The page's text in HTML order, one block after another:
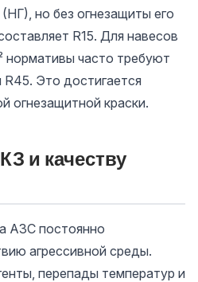
но без огнезащиты его
R15. Для навесов
часто требуют
Это достигается
огнезащитной краски.
и качеству
АЗС постоянно
агрессивной среды.
перепады температур и